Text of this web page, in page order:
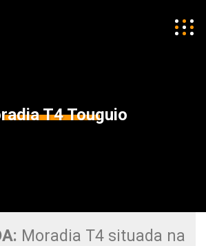
T4 Touguio
Moradia T4 situada na